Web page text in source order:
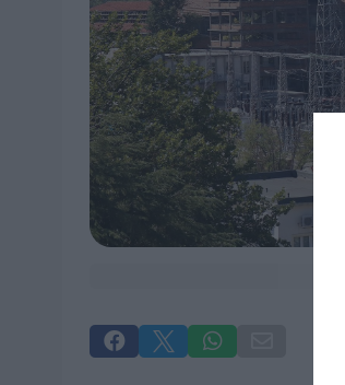
  